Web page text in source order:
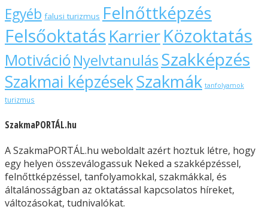
Egyéb falusi turizmus Felnőttképzés
Felsőoktatás KarrierKözoktatás
Motiváció NyelvtanulásSzakképzés
Szakmai képzésekSzakmák tanfolyamok
turizmus
SzakmaPORTÁL.hu
A SzakmaPORTÁL.hu weboldalt azért hoztuk létre, hogy
egy helyen összeválogassuk Neked a szakképzéssel,
felnőttképzéssel, tanfolyamokkal, szakmákkal, és
általánosságban az oktatással kapcsolatos híreket,
változásokat, tudnivalókat.